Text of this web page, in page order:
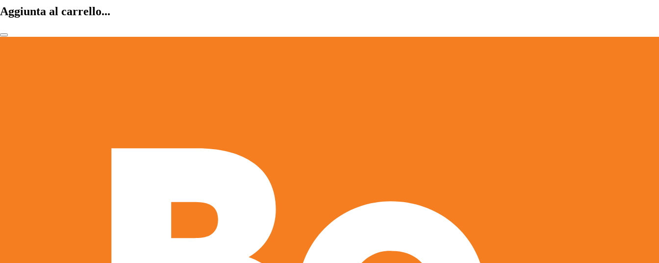
Aggiunta al carrello...